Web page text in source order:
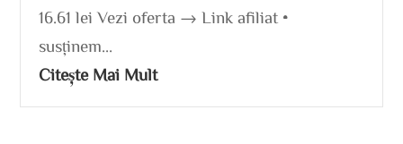
16.61 lei Vezi oferta → Link afiliat •
susținem...
Citește Mai Mult